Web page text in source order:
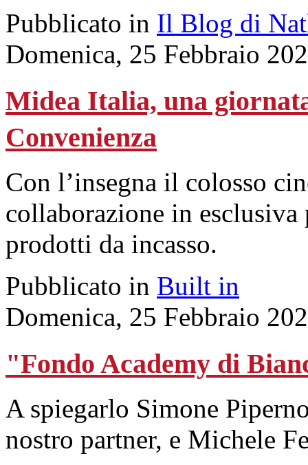
Pubblicato in Il Blog di
Domenica, 25 Febbraio
Midea Italia, una
Convenienza
Con l’insegna il colosso
collaborazione in
prodotti da incasso.
Pubblicato in Built in
Domenica, 25 Febbraio
"Fondo Academy di
A spiegarlo Simone
nostro partner, e Michele